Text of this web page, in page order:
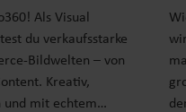
Als Visual
du verkaufsstarke
Bildwelten – von
Kreativ,
und mit echtem…